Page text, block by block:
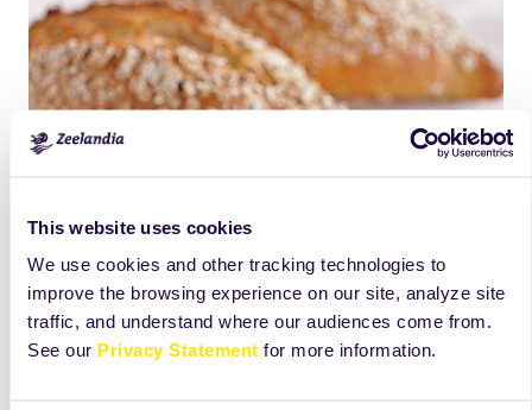
This website uses cookies
We use cookies and other tracking technologies to
improve the browsing experience on our site, analyze site
traffic, and understand where our audiences come from.
See our Privacy Statement for more information.